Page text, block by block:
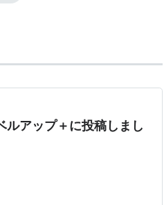
ルアップ＋に投稿しまし